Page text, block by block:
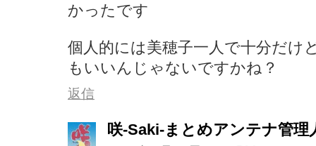
かったです
個人的には美穂子一人で十分だけ
もいいんじゃないですかね？
返信
咲-Saki-まとめアンテナ管理